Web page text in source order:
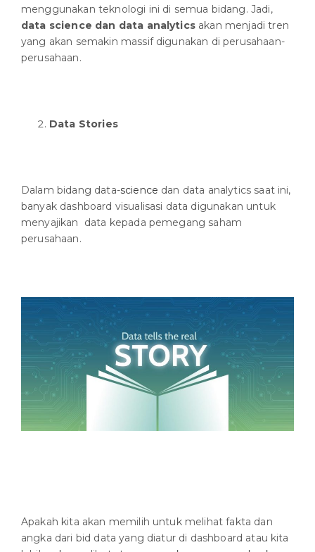
menggunakan teknologi ini di semua bidang. Jadi,
data science dan data analyticsakan menjadi tren
yang akan semakin massif digunakan di perusahaan-
perusahaan.
Data Stories
Dalam bidang data-science dan data analytics saat ini,
banyak dashboard visualisasi data digunakan untuk
menyajikan data kepada pemegang saham
perusahaan.
Apakah kita akan memilih untuk melihat fakta dan
angka dari bid data yang diatur di dashboard atau kita